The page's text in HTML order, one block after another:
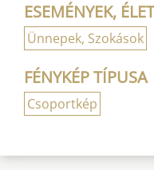
ESEMÉNYEK,
Ünnepek, Szokások
FÉNYKÉP TÍPUSA
Csoportkép